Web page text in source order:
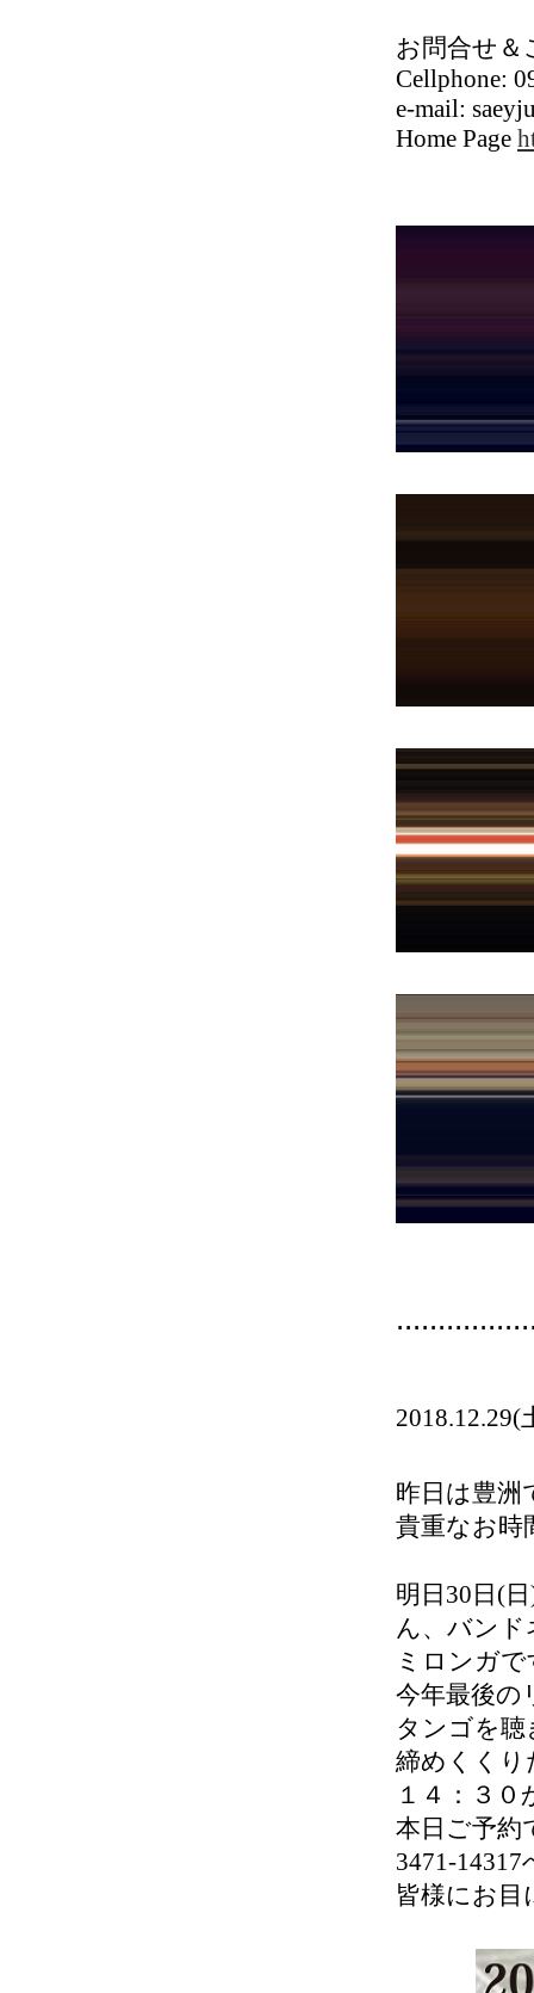
お問合せ
Cellphone:
e-mail:
Home Page
昨日は豊洲
貴重なお時
明日30日(
ん、バン
ミロンガで
今年最後の
タンゴを聴
締めくくり
１４：３０
本日ご予
3471-14317
皆様にお